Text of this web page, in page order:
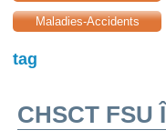
Maladies-Accidents
tag
CHSCT